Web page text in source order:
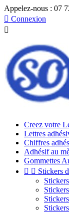
Appelez-nous : 07
 Connexion

Creez votre
Lettres
Chiffres
Adhésif au
Gommettes
  Stickers